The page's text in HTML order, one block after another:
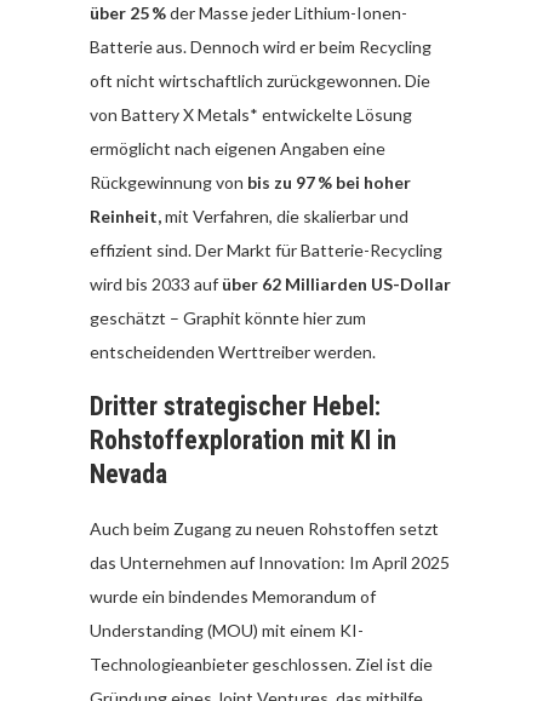
über 25 %der Masse jeder Lithium-Ionen-
Batterie aus. Dennoch wird er beim Recycling
oft nicht wirtschaftlich zurückgewonnen. Die
von Battery X Metals* entwickelte Lösung
ermöglicht nach eigenen Angaben eine
Rückgewinnung von bis zu 97 % bei hoher
Reinheit,mit Verfahren, die skalierbar und
effizient sind. Der Markt für Batterie-Recycling
wird bis 2033 auf über 62 Milliarden US-Dollar
geschätzt – Graphit könnte hier zum
entscheidenden Werttreiber werden.
Dritter strategischer Hebel:
Rohstoffexploration mit KI in
Nevada
Auch beim Zugang zu neuen Rohstoffen setzt
das Unternehmen auf Innovation: Im April 2025
wurde ein bindendes Memorandum of
Understanding (MOU) mit einem KI-
Technologieanbieter geschlossen. Ziel ist die